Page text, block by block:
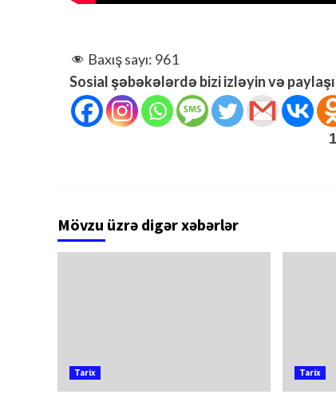
Baxış sayı: 961
Sosial şəbəkələrdə bizi izləyin və
1
Mövzu üzrə digər xəbərlər
Tarix Tarix